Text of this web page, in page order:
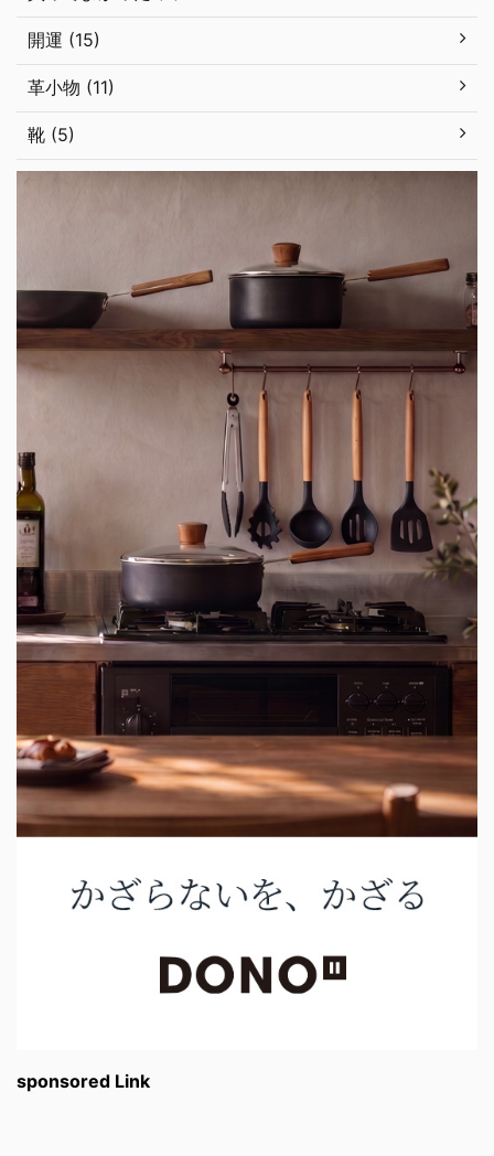
開運 (15)
革小物 (11)
靴 (5)
sponsored Link